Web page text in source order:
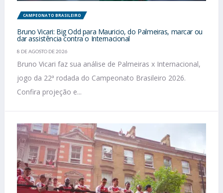
CAMPEONATO BRASILEIRO
Bruno Vicari: Big Odd para Mauricio, do Palmeiras, marcar ou
dar assistência contra o Internacional
8 DE AGOSTO DE 2026
Bruno Vicari faz sua análise de Palmeiras x Internacional,
jogo da 22ª rodada do Campeonato Brasileiro 2026.
Confira projeção e...